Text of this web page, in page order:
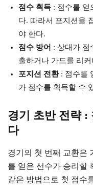
점수 획득 : 점수를 얻
다. 따라서 포지션을
야 한다.
점수 방어 : 상대가 점
출하거나 가드를 리
포지션 전환: 점수를
가 점수를 획득할 수
경기 초반 전략 :
다
경기의 첫 번째 교환은
를 얻은 선수가 승리할
같은 방법으로 첫 점수